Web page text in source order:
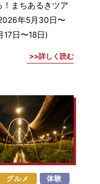
！まちあるきツア
年5月30日〜
17日〜18日)
詳しく読む
グルメ 体験